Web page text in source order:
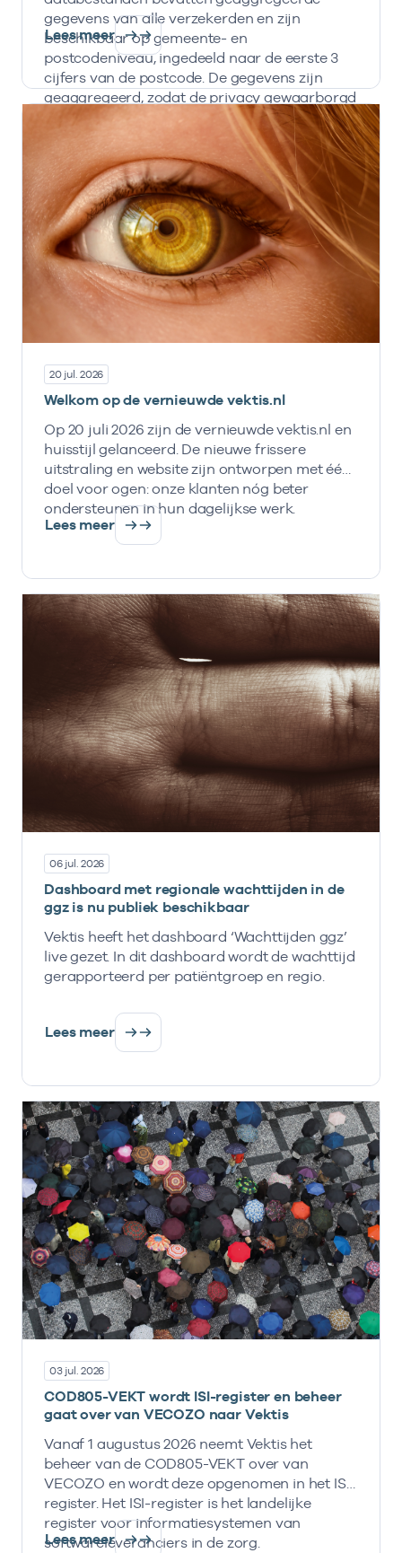
gegevens van alle verzekerden en zijn
beschikbaar op gemeente- en
postcodeniveau, ingedeeld naar de eerste 3
cijfers van de postcode. De gegevens zijn
geaggregeerd, zodat de privacy gewaarborgd
is en informatie nooit herleidbaar is naar
individuele personen, zorgverzekeraars en
zorginstellingen.
Lees meer
20 jul. 2026
Welkom op de vernieuwde vektis.nl
Op 20 juli 2026 zijn de vernieuwde vektis.nl en
huisstijl gelanceerd. De nieuwe frissere
uitstraling en website zijn ontworpen met één
doel voor ogen: onze klanten nóg beter
ondersteunen in hun dagelijkse werk.
Lees meer
06 jul. 2026
Dashboard met regionale wachttijden in de
ggz is nu publiek beschikbaar
Vektis heeft het dashboard ‘Wachttijden ggz’
live gezet. In dit dashboard wordt de wachttijd
gerapporteerd per patiëntgroep en regio.
Lees meer
03 jul. 2026
COD805-VEKT wordt ISI-register en beheer
gaat over van VECOZO naar Vektis
Vanaf 1 augustus 2026 neemt Vektis het
beheer van de COD805-VEKT over van
VECOZO en wordt deze opgenomen in het ISI-
register. Het ISI-register is het landelijke
register voor informatiesystemen van
softwareleveranciers in de zorg.
Lees meer